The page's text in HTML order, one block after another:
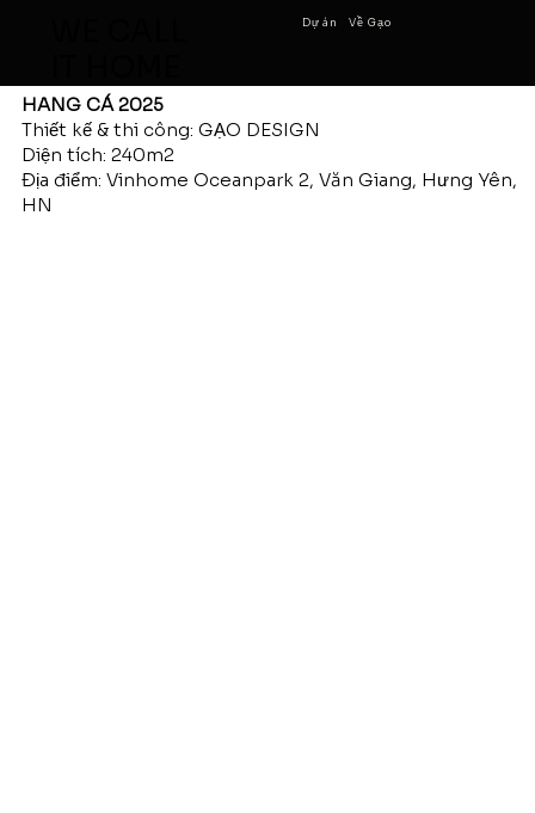
Dự án Về Gạo
HANG CÁ 2025
Thiết kế & thi công: GẠO DESIGN
Diện tích: 240m2
Địa điểm: Vinhome Oceanpark 2, Văn Giang, Hưng Yên,
HN